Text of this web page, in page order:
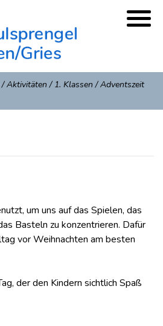
/Aktivitäten / 1. Klassen /Adventszeit
um uns auf das Spielen, das
Basteln zu konzentrieren. Dafür
vor Weihnachten am besten
der den Kindern sichtlich Spaß